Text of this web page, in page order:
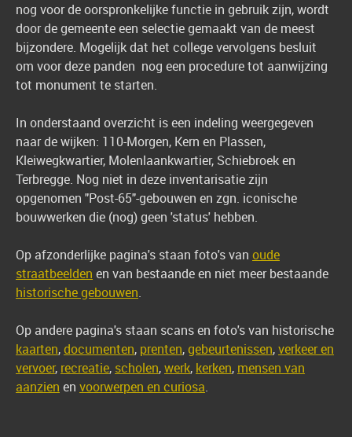
nog voor de oorspronkelijke functie in gebruik zijn, wordt
door de gemeente een selectie gemaakt van de meest
bijzondere. Mogelijk dat het college vervolgens besluit
om voor deze panden nog een procedure tot aanwijzing
tot monument te starten.
In onderstaand overzicht is een indeling weergegeven
naar de wijken: 110-Morgen, Kern en Plassen,
Kleiwegkwartier, Molenlaankwartier, Schiebroek en
Terbregge. Nog niet in deze inventarisatie zijn
opgenomen "Post-65"-gebouwen en zgn. iconische
bouwwerken die (nog) geen 'status' hebben.
Op afzonderlijke pagina's staan foto's van oude
straatbeelden en van bestaande en niet meer bestaande
historische gebouwen.
Op andere pagina's staan scans en foto's van historische
kaarten,documenten, prenten,gebeurtenissen,verkeer en
vervoer, recreatie, scholen,werk, kerken, mensen van
aanzien en voorwerpen en curiosa.